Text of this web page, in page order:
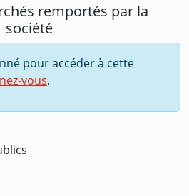
remportés par la
société
pour accéder à cette
vous.